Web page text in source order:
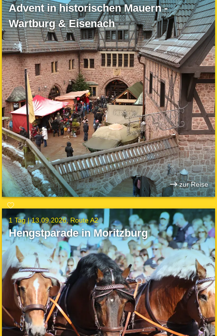
Advent in historischen Mauern -
Wartburg & Eisenach
zur Reise
1 Tag |13.09.2026 Route A2
Hengstparade in Moritzburg